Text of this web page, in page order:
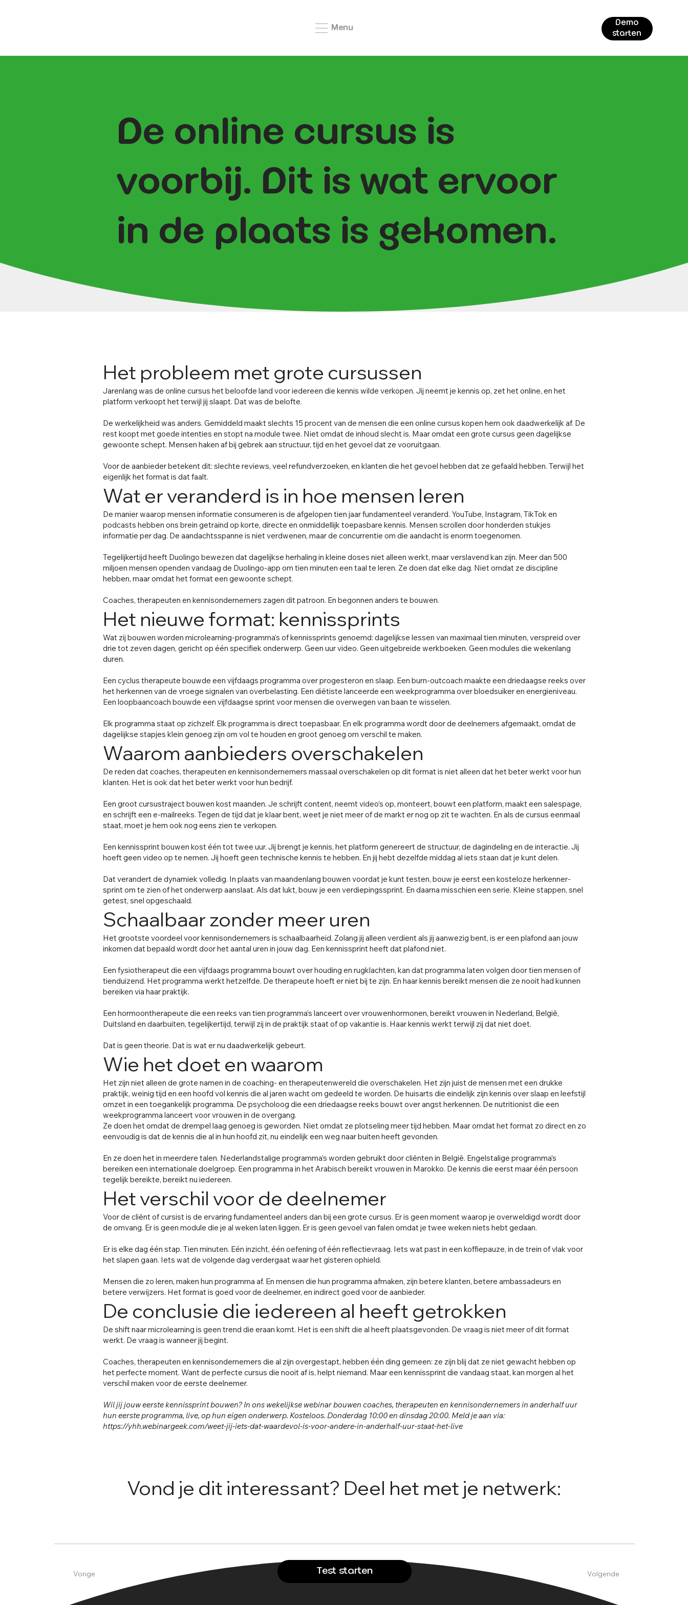
Menu
Demo
starten
De online cursus is
voorbij. Dit is wat ervoor
in de plaats is gekomen.
Het probleem met grote cursussen
Jarenlang was de online cursus het beloofde land voor iedereen die kennis wilde verkopen. Jij neemt je kennis op, zet het online, en het
platform verkoopt het terwijl jij slaapt. Dat was de belofte.
De werkelijkheid was anders. Gemiddeld maakt slechts 15 procent van de mensen die een online cursus kopen hem ook daadwerkelijk af. De
rest koopt met goede intenties en stopt na module twee. Niet omdat de inhoud slecht is. Maar omdat een grote cursus geen dagelijkse
gewoonte schept. Mensen haken af bij gebrek aan structuur, tijd en het gevoel dat ze vooruitgaan.
Voor de aanbieder betekent dit: slechte reviews, veel refundverzoeken, en klanten die het gevoel hebben dat ze gefaald hebben. Terwijl het
eigenlijk het format is dat faalt.
Wat er veranderd is in hoe mensen leren
De manier waarop mensen informatie consumeren is de afgelopen tien jaar fundamenteel veranderd. YouTube, Instagram, TikTok en
podcasts hebben ons brein getraind op korte, directe en onmiddellijk toepasbare kennis. Mensen scrollen door honderden stukjes
informatie per dag. De aandachtsspanne is niet verdwenen, maar de concurrentie om die aandacht is enorm toegenomen.
Tegelijkertijd heeft Duolingo bewezen dat dagelijkse herhaling in kleine doses niet alleen werkt, maar verslavend kan zijn. Meer dan 500
miljoen mensen openden vandaag de Duolingo-app om tien minuten een taal te leren. Ze doen dat elke dag. Niet omdat ze discipline
hebben, maar omdat het format een gewoonte schept.
Coaches, therapeuten en kennisondernemers zagen dit patroon. En begonnen anders te bouwen.
Het nieuwe format: kennissprints
Wat zij bouwen worden microlearning-programma's of kennissprints genoemd: dagelijkse lessen van maximaal tien minuten, verspreid over
drie tot zeven dagen, gericht op één specifiek onderwerp. Geen uur video. Geen uitgebreide werkboeken. Geen modules die wekenlang
duren.
Een cyclus therapeute bouwde een vijfdaags programma over progesteron en slaap. Een burn-outcoach maakte een driedaagse reeks over
het herkennen van de vroege signalen van overbelasting. Een diëtiste lanceerde een weekprogramma over bloedsuiker en energieniveau.
Een loopbaancoach bouwde een vijfdaagse sprint voor mensen die overwegen van baan te wisselen.
Elk programma staat op zichzelf. Elk programma is direct toepasbaar. En elk programma wordt door de deelnemers afgemaakt, omdat de
dagelijkse stapjes klein genoeg zijn om vol te houden en groot genoeg om verschil te maken.
Waarom aanbieders overschakelen
De reden dat coaches, therapeuten en kennisondernemers massaal overschakelen op dit format is niet alleen dat het beter werkt voor hun
klanten. Het is ook dat het beter werkt voor hun bedrijf.
Een groot cursustraject bouwen kost maanden. Je schrijft content, neemt video’s op, monteert, bouwt een platform, maakt een salespage,
en schrijft een e-mailreeks. Tegen de tijd dat je klaar bent, weet je niet meer of de markt er nog op zit te wachten. En als de cursus eenmaal
staat, moet je hem ook nog eens zien te verkopen.
Een kennissprint bouwen kost één tot twee uur. Jij brengt je kennis, het platform genereert de structuur, de dagindeling en de interactie. Jij
hoeft geen video op te nemen. Jij hoeft geen technische kennis te hebben. En jij hebt dezelfde middag al iets staan dat je kunt delen.
Dat verandert de dynamiek volledig. In plaats van maandenlang bouwen voordat je kunt testen, bouw je eerst een kosteloze herkenner-
sprint om te zien of het onderwerp aanslaat. Als dat lukt, bouw je een verdiepingssprint. En daarna misschien een serie. Kleine stappen, snel
getest, snel opgeschaald.
Schaalbaar zonder meer uren
Het grootste voordeel voor kennisondernemers is schaalbaarheid. Zolang jij alleen verdient als jij aanwezig bent, is er een plafond aan jouw
inkomen dat bepaald wordt door het aantal uren in jouw dag. Een kennissprint heeft dat plafond niet.
Een fysiotherapeut die een vijfdaags programma bouwt over houding en rugklachten, kan dat programma laten volgen door tien mensen of
tienduizend. Het programma werkt hetzelfde. De therapeute hoeft er niet bij te zijn. En haar kennis bereikt mensen die ze nooit had kunnen
bereiken via haar praktijk.
Een hormoontherapeute die een reeks van tien programma’s lanceert over vrouwenhormonen, bereikt vrouwen in Nederland, België,
Duitsland en daarbuiten, tegelijkertijd, terwijl zij in de praktijk staat of op vakantie is. Haar kennis werkt terwijl zij dat niet doet.
Dat is geen theorie. Dat is wat er nu daadwerkelijk gebeurt.
Wie het doet en waarom
Het zijn niet alleen de grote namen in de coaching- en therapeutenwereld die overschakelen. Het zijn juist de mensen met een drukke
praktijk, weinig tijd en een hoofd vol kennis die al jaren wacht om gedeeld te worden. De huisarts die eindelijk zijn kennis over slaap en leefstijl
omzet in een toegankelijk programma. De psycholoog die een driedaagse reeks bouwt over angst herkennen. De nutritionist die een
weekprogramma lanceert voor vrouwen in de overgang.
Ze doen het omdat de drempel laag genoeg is geworden. Niet omdat ze plotseling meer tijd hebben. Maar omdat het format zo direct en zo
eenvoudig is dat de kennis die al in hun hoofd zit, nu eindelijk een weg naar buiten heeft gevonden.
En ze doen het in meerdere talen. Nederlandstalige programma’s worden gebruikt door cliënten in België. Engelstalige programma’s
bereiken een internationale doelgroep. Een programma in het Arabisch bereikt vrouwen in Marokko. De kennis die eerst maar één persoon
tegelijk bereikte, bereikt nu iedereen.
Het verschil voor de deelnemer
Voor de cliënt of cursist is de ervaring fundamenteel anders dan bij een grote cursus. Er is geen moment waarop je overweldigd wordt door
de omvang. Er is geen module die je al weken laten liggen. Er is geen gevoel van falen omdat je twee weken niets hebt gedaan.
Er is elke dag één stap. Tien minuten. Eén inzicht, één oefening of één reflectievraag. Iets wat past in een koffiepauze, in de trein of vlak voor
het slapen gaan. Iets wat de volgende dag verdergaat waar het gisteren ophield.
Mensen die zo leren, maken hun programma af. En mensen die hun programma afmaken, zijn betere klanten, betere ambassadeurs en
betere verwijzers. Het format is goed voor de deelnemer, en indirect goed voor de aanbieder.
De conclusie die iedereen al heeft getrokken
De shift naar microlearning is geen trend die eraan komt. Het is een shift die al heeft plaatsgevonden. De vraag is niet meer of dit format
werkt. De vraag is wanneer jij begint.
Coaches, therapeuten en kennisondernemers die al zijn overgestapt, hebben één ding gemeen: ze zijn blij dat ze niet gewacht hebben op
het perfecte moment. Want de perfecte cursus die nooit af is, helpt niemand. Maar een kennissprint die vandaag staat, kan morgen al het
verschil maken voor de eerste deelnemer.
Wil jij jouw eerste kennissprint bouwen? In ons wekelijkse webinar bouwen coaches, therapeuten en kennisondernemers in anderhalf uur
hun eerste programma, live, op hun eigen onderwerp. Kosteloos. Donderdag 10:00 en dinsdag 20:00. Meld je aan via:
https://yhh.webinargeek.com/weet-jij-iets-dat-waardevol-is-voor-andere-in-anderhalf-uur-staat-het-live
Vond je dit interessant? Deel het met je netwerk:
Test starten
Vorige Volgende